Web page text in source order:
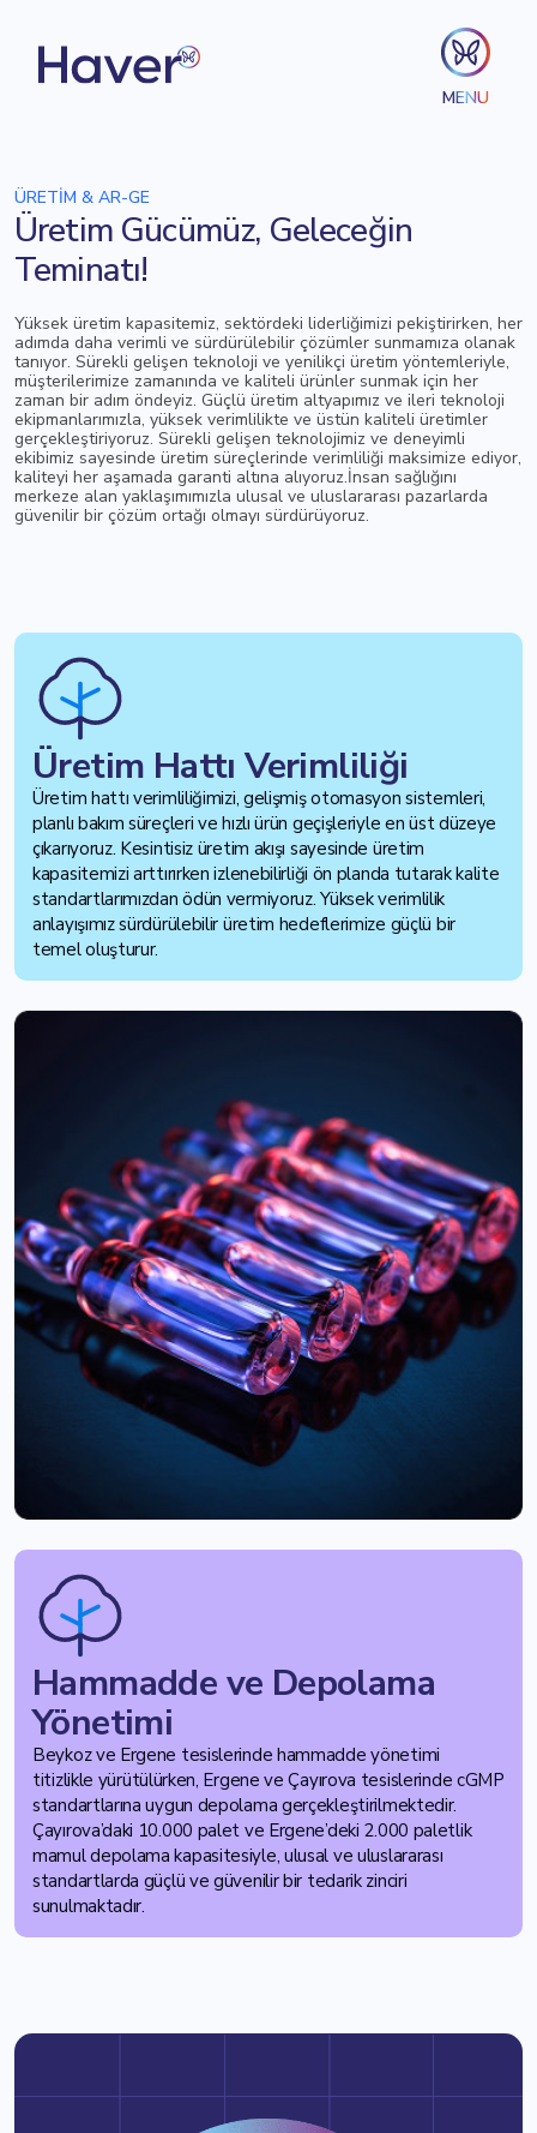
MENU
ÜRETİM & AR-GE
Üretim Gücümüz, Geleceğin
Teminatı!
Yüksek üretim kapasitemiz, sektördeki liderliğimizi pekiştirirken, her
adımda daha verimli ve sürdürülebilir çözümler sunmamıza olanak
tanıyor. Sürekli gelişen teknoloji ve yenilikçi üretim yöntemleriyle,
müşterilerimize zamanında ve kaliteli ürünler sunmak için her
zaman bir adım öndeyiz. Güçlü üretim altyapımız ve ileri teknoloji
ekipmanlarımızla, yüksek verimlilikte ve üstün kaliteli üretimler
gerçekleştiriyoruz. Sürekli gelişen teknolojimiz ve deneyimli
ekibimiz sayesinde üretim süreçlerinde verimliliği maksimize ediyor,
kaliteyi her aşamada garanti altına alıyoruz.İnsan sağlığını
merkeze alan yaklaşımımızla ulusal ve uluslararası pazarlarda
güvenilir bir çözüm ortağı olmayı sürdürüyoruz.
Üretim Hattı Verimliliği
Üretim hattı verimliliğimizi, gelişmiş otomasyon sistemleri,
planlı bakım süreçleri ve hızlı ürün geçişleriyle en üst düzeye
çıkarıyoruz. Kesintisiz üretim akışı sayesinde üretim
kapasitemizi arttırırken izlenebilirliği ön planda tutarak kalite
standartlarımızdan ödün vermiyoruz. Yüksek verimlilik
anlayışımız sürdürülebilir üretim hedeflerimize güçlü bir
temel oluşturur.
Hammadde ve Depolama
Yönetimi
Beykoz ve Ergene tesislerinde hammadde yönetimi
titizlikle yürütülürken, Ergene ve Çayırova tesislerinde cGMP
standartlarına uygun depolama gerçekleştirilmektedir.
Çayırova’daki 10.000 palet ve Ergene’deki 2.000 paletlik
mamul depolama kapasitesiyle, ulusal ve uluslararası
standartlarda güçlü ve güvenilir bir tedarik zinciri
sunulmaktadır.